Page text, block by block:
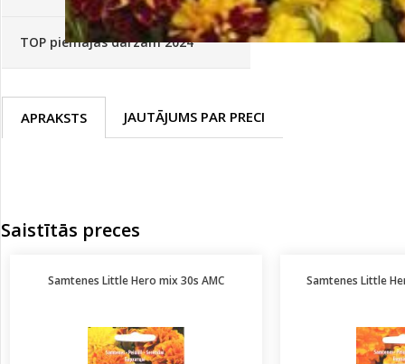
TOP piemājas dārzam 2024
APRAKSTS JAUTĀJUMS PAR PRECI
Saistītās preces
Samtenes Little Hero mix 30s AMC Samtenes Little